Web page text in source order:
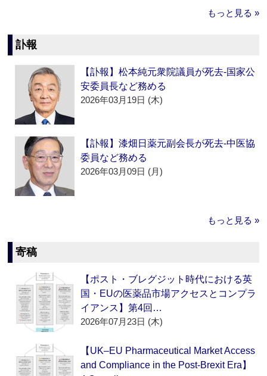
もっと見る »
訃報
【訃報】松本純元衆院議員が死去‐国家公
安委員長など務める
2026年03月19日 (木)
【訃報】漆畑日薬元副会長が死去‐中医協
委員など務める
2026年03月09日 (月)
もっと見る »
寄稿
【ポスト・ブレグジット時代における英
国・EUの医薬品市場アクセスとコンプラ
イアンス】第4回…
2026年07月23日 (木)
【UK–EU Pharmaceutical Market Access
and Compliance in the Post-Brexit Era】